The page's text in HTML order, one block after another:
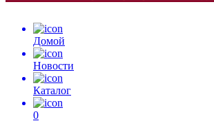
Домой
Новости
Каталог
0